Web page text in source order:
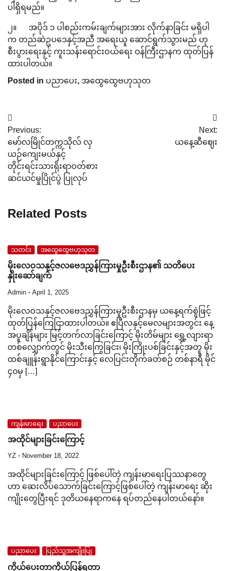
ပါရှိရမည်။
၂။ အပိုဒ် ၁ ပါစည်းကမ်းချက်များအား လိုက်နာခြင်း မရှိပါ
က တည်ဆဲဥပဒေနှင့်အညီ အရေးယူ ဆောင်ရွက်သွားမည် ဟု
စီးပွားရေးနှင့် ကူးသန်းရောင်းဝယ်ရေး ဝန်ကြီးဌာနက ထုတ်ပြန်
ထားပါတယ်။
Posted in ပညာပေး, အထွေထွေဗဟုသုတ
Post
navigation
Previous:
မော်လမြိုင်တက္ကသိုလ် လှ
ယဉ်ကျေးမယ်နှင့်
တိုင်းရင်းသားရိုးရာဝတ်စား
ဆင်ယင်မှုပြိုင်ပွဲ ပြုလုပ်
Next:
ယနေ့ဆီဈေး
Related Posts
သတင်း အထွေထွေဗဟုသုတ
မိုးလေဝသနှင့်ဇလဗေဒညွှန်ကြားမှုဦးစီးဌာန၏ သတိပေး
နှိုးဆော်ချက်
Admin April 1, 2025
မိုးလေဝသနှင့်ဇလဗေဒညွှန်ကြားမှုဦးစီးဌာနမှ ယနေ့ရက်စွဲဖြင့်
ထုတ်ပြန်ကြေငြာထားပါတယ်။ ဧပြီလနှင့်မေလများအတွင်း နေ့
အပူချိန်များ မြင့်တက်လာခြင်းကြောင့် မိုးတိမ်များ ရွှေ့လျားရာ
တစ်လျှောက်တွင် မိုးသီးကြွေခြင်း၊ မိုးကြိုးပစ်ခြင်းနှင့်အတူ မိုး
ထစ်ချူန်းရွာနိုင်ကြောင်းနှင့် လေပြင်းတိုက်ခတ်စဉ် တစ်နာရီ မိုင်
၄၀မှ […]
ကျန်းမာရေး ပညာပေး
အထိုင်များခြင်းကြောင့်
YZ November 18, 2022
အထိုင်များခြင်းကြောင့် ဖြစ်ပေါ်တဲ့ ကျန်းမာရေးပြဿနာတွေ
ဟာ ဆေးလိပ်သောက်ခြင်းကြောင့်ဖြစ်ပေါ်တဲ့ ကျန်းမာရေး ဆိုး
ကျိုးတွေပြီးရင် ဒုတိယနေရာကနေ ရပ်တည်နေပါတယ်နော်။
ပညာပေး ပြည်သူ့အကျိုးပြု
ကိုယ်ပေးတာကိုယ်ပြန်ရတာ